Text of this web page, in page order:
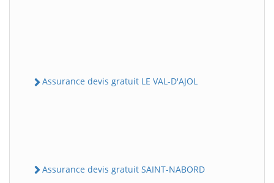
Assurance devis gratuit LE VAL-D'AJOL
Assurance devis gratuit SAINT-NABORD